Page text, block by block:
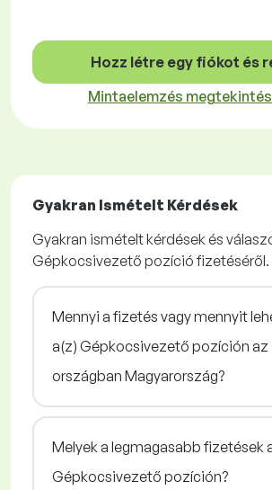
Hozz létre egy fiókot és
Mintaelemzés
Gyakran Ismételt Kérdések
Gyakran ismételt kérdések és
Gépkocsivezető pozíció fizetéséről.
Mennyi a fizetés vagy mennyit
a(z) Gépkocsivezető pozíción az
országban Magyarország?
Melyek a legmagasabb fizetések
Gépkocsivezető pozíción?